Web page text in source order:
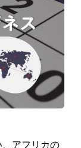
アフリカの